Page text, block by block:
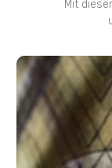
Mit